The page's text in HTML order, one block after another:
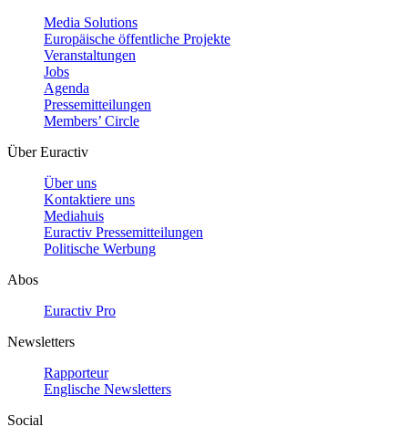
Media Solutions
Europäische öffentliche Projekte
Veranstaltungen
Jobs
Agenda
Pressemitteilungen
Members’ Circle
Über Euractiv
Über uns
Kontaktiere uns
Mediahuis
Euractiv Pressemitteilungen
Politische Werbung
Abos
Euractiv Pro
Newsletters
Rapporteur
Englische Newsletters
Social